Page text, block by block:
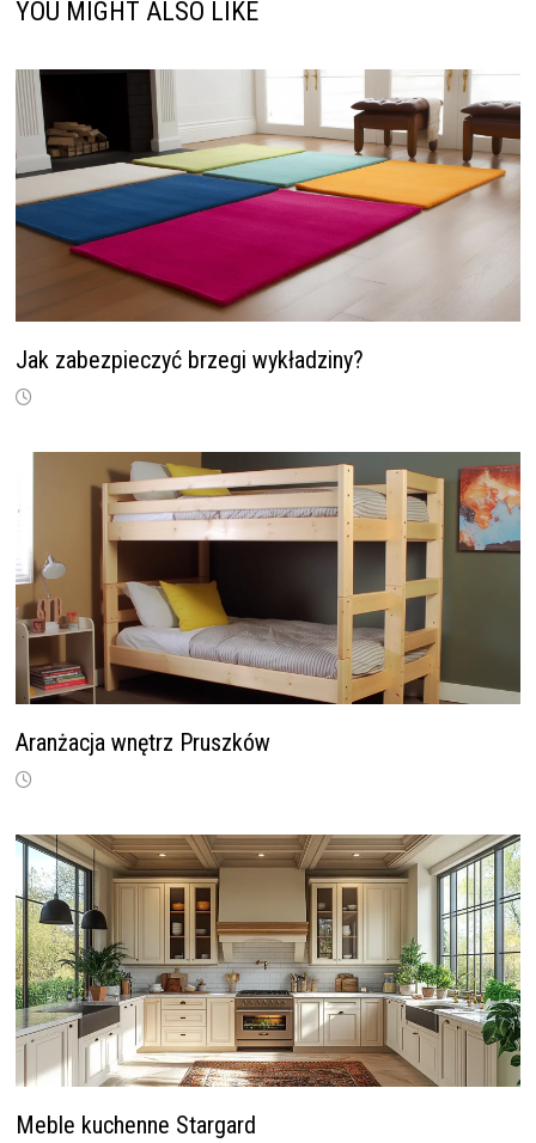
YOU MIGHT ALSO LIKE
Jak zabezpieczyć brzegi wykładziny?
Aranżacja wnętrz Pruszków
Meble kuchenne Stargard